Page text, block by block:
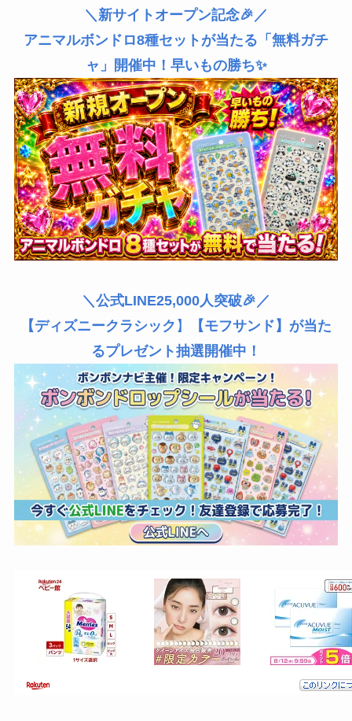
＼新サイトオープン記念🎉／
アニマルボンドロ8種セットが当たる「無料ガチ
ャ」開催中！早いもの勝ち✨
＼公式LINE25,000人突破🎉／
【ディズニークラシック 】
【モフサンド】が当た
るプレゼント抽選開催中！